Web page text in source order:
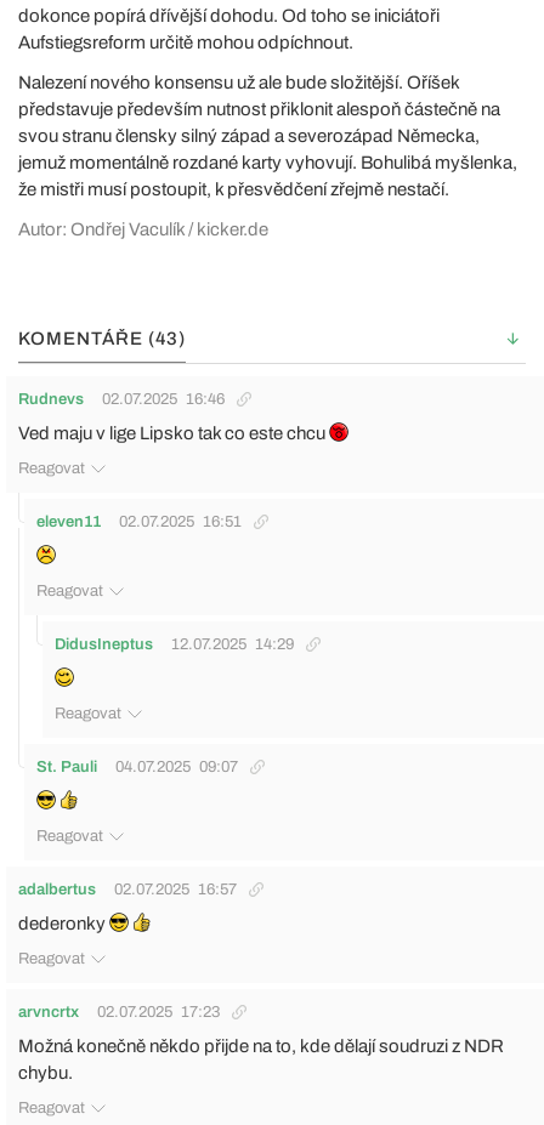
dokonce popírá dřívější dohodu. Od toho se iniciátoři
Aufstiegsreform určitě mohou odpíchnout.
Nalezení nového konsensu už ale bude složitější. Oříšek
představuje především nutnost přiklonit alespoň částečně na
svou stranu člensky silný západ a severozápad Německa,
jemuž momentálně rozdané karty vyhovují. Bohulibá myšlenka,
že mistři musí postoupit, k přesvědčení zřejmě nestačí.
Autor: Ondřej Vaculík / kicker.de
KOMENTÁŘE (43)
Rudnevs 02.07.2025 16:46
Ved maju v lige Lipsko tak co este chcu
Reagovat
eleven11 02.07.2025 16:51
Reagovat
DidusIneptus 12.07.2025 14:29
Reagovat
St. Pauli 04.07.2025 09:07
Reagovat
adalbertus 02.07.2025 16:57
dederonky
Reagovat
arvncrtx 02.07.2025 17:23
Možná konečně někdo přijde na to, kde dělají soudruzi z NDR
chybu.
Reagovat